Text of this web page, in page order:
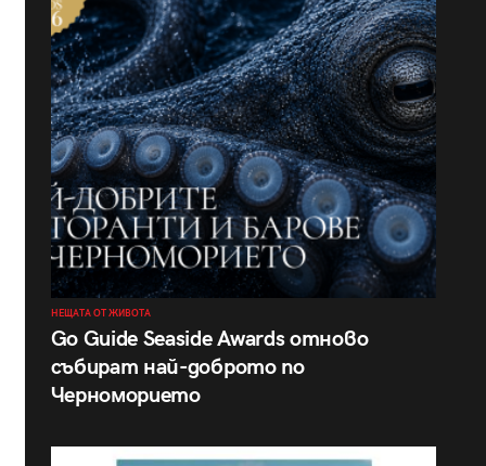
НЕЩАТА ОТ ЖИВОТА
Go Guide Seaside Awards отново
събират най-доброто по
Черноморието